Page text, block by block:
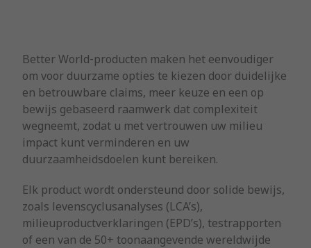
Better World‑producten maken het eenvoudiger
om voor duurzame opties te kiezen door duidelijke
en betrouwbare claims, meer keuze en een op
bewijs gebaseerd raamwerk dat complexiteit
wegneemt, zodat u met vertrouwen uw milieu
impact kunt verminderen en uw
duurzaamheidsdoelen kunt bereiken.
Elk product wordt ondersteund door solide bewijs,
zoals levenscyclusanalyses (LCA’s),
milieuproductverklaringen (EPD’s), testrapporten
of een van de 50+ toonaangevende wereldwijde